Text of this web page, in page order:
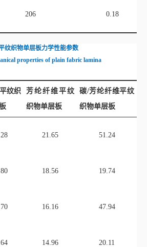
206 0.18
纹织物单层板力学性能参数
properties of plain fabric lamina
纹织
芳纶纤维平纹
织物单层板
碳/芳纶纤维平纹
织物单层板
21.65 51.24
18.56 19.74
16.16 47.94
14.96 20.11